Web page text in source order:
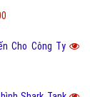
Cho Công Ty